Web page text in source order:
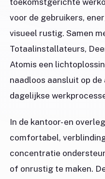
toekomstgerichte
voor de gebruikers,
visueel rustig. Samen
Totaalinstallateurs,
Atomis een
naadloos aansluit op
dagelijkse
In de kantoor- en
comfortabel,
concentratie
of onrustig te maken.